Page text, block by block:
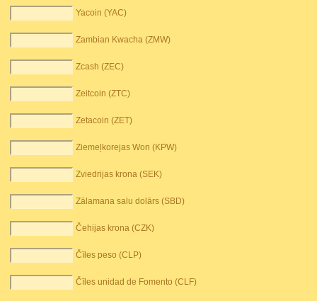
Yacoin (YAC)
Zambian Kwacha (ZMW)
Zcash (ZEC)
Zeitcoin (ZTC)
Zetacoin (ZET)
Ziemeļkorejas Won (KPW)
Zviedrijas krona (SEK)
Zālamana salu dolārs (SBD)
Čehijas krona (CZK)
Čīles peso (CLP)
Čīles unidad de Fomento (CLF)